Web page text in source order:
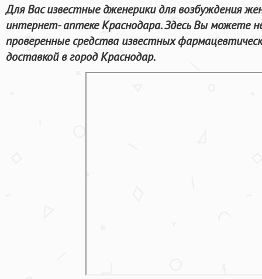
Для Вас известные дженерики для возбуждения
интернет- аптеке Краснодара. Здесь Вы можете
проверенные средства известных
доставкой в город Краснодар.